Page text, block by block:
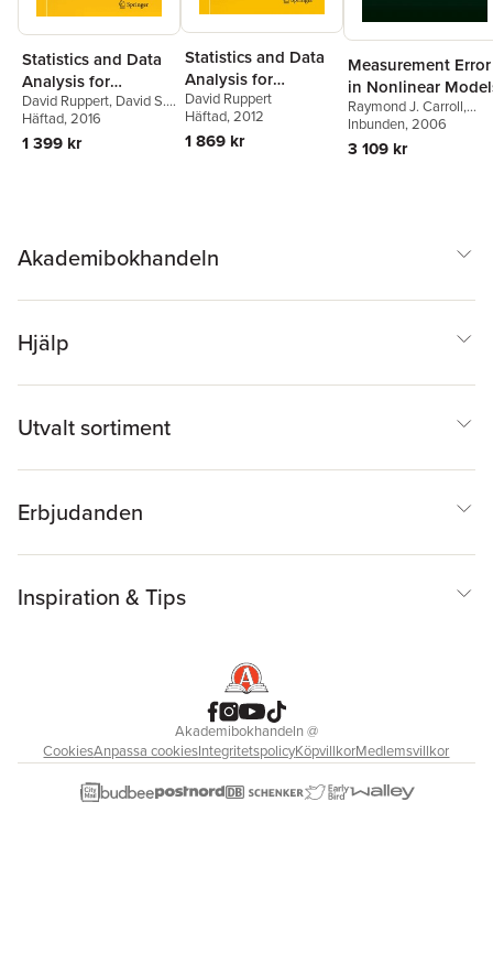
Statistics and Data
Analysis for
Financial
Engineering
David Ruppert, David S.
Matteson
Häftad, 2016
1 399 kr
Statistics and Data
Analysis for
Financial
Engineering
David Ruppert
Häftad, 2012
1 869 kr
Measurement Error
in Nonlinear
Raymond J. Carroll,
David Ruppert,Leonard
A. Stefanski
Crainiceanu
Inbunden, 2006
3 109 kr
Akademibokhandeln
Hjälp
Utvalt sortiment
Erbjudanden
Inspiration & Tips
Akademibokhandeln@
CookiesAnpassa cookiesIntegritetspolicyKöpvillkorMedlemsvillkor